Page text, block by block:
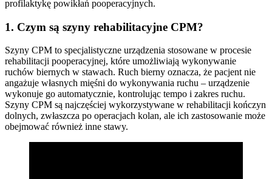
profilaktykę powikłań pooperacyjnych.
1. Czym są szyny rehabilitacyjne CPM?
Szyny CPM to specjalistyczne urządzenia stosowane w procesie
rehabilitacji pooperacyjnej, które umożliwiają wykonywanie
ruchów biernych w stawach. Ruch bierny oznacza, że pacjent nie
angażuje własnych mięśni do wykonywania ruchu – urządzenie
wykonuje go automatycznie, kontrolując tempo i zakres ruchu.
Szyny CPM są najczęściej wykorzystywane w rehabilitacji kończyn
dolnych, zwłaszcza po operacjach kolan, ale ich zastosowanie może
obejmować również inne stawy.